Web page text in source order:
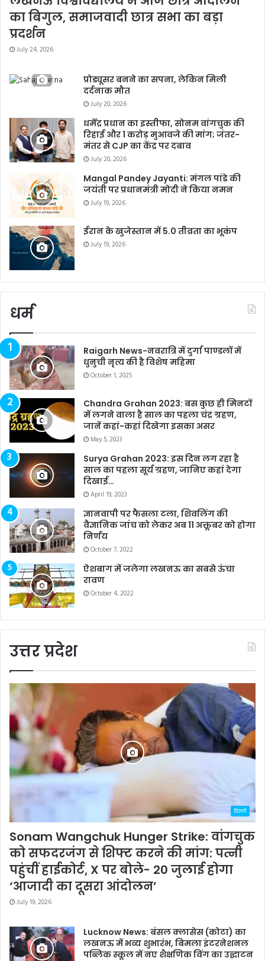
का बिगुल, समाजवादी छात्र सभा का बड़ा
प्रदर्शन
July 24, 2026
प्रोड्यूसर बनने का सपना, लेकिन मिली
दर्दनाक मौत
July 20, 2026
धर्मेंद्र प्रधान का इस्तीफा, सोनम वांगचुक की
रिहाई और 1 करोड़ मुआवजे की मांग; जंतर-
मंतर से CJP का केंद्र पर दबाव
July 20, 2026
Mangal Pandey Jayanti: मंगल पांडे की
जयंती पर प्रधानमंत्री मोदी ने किया नमन
July 19, 2026
ईरान के खुजेस्तान में 5.0 तीव्रता का भूकंप
July 19, 2026
धर्म
Raigarh News-नवरात्रि में दुर्गा पाण्डलों में
धुनुची नृत्य की है विशेष महिमा
October 1, 2025
Chandra Grahan 2023: बस कुछ ही मिनटों
में लगने वाला है साल का पहला चंद्र ग्रहण,
जानें कहां-कहां दिखेगा इसका असर
May 5, 2023
Surya Grahan 2023: इस दिन लग रहा है
साल का पहला सूर्य ग्रहण, जानिए कहां देगा
दिखाई…
April 19, 2023
ज्ञानवापी पर फैसला टला, शिवलिंग की
वैज्ञानिक जांच को लेकर अब 11 अक्तूबर को होगा
निर्णय
October 7, 2022
ऐशबाग में जलेगा लखनऊ का सबसे ऊंचा
रावण
October 4, 2022
उत्तर प्रदेश
दिल्ली
Sonam Wangchuk Hunger Strike: वांगचुक
को सफदरजंग से शिफ्ट करने की मांग: पत्नी
पहुंचीं हाईकोर्ट, X पर बोले- 20 जुलाई होगा
‘आजादी का दूसरा आंदोलन’
July 19, 2026
Lucknow News: बंसल क्लासेस (कोटा) का
लखनऊ में भव्य शुभारंभ, बिमला इंटरनेशनल
पब्लिक स्कूल में नए शैक्षणिक विंग का उद्घाटन